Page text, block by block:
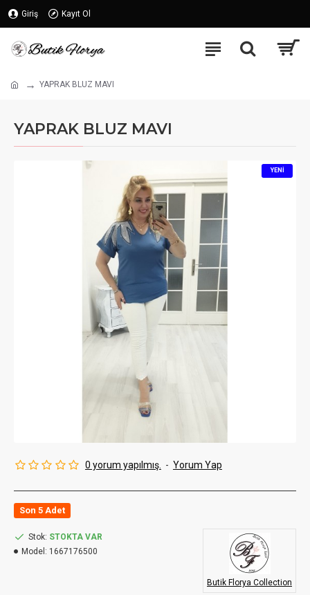
Giriş Kayıt Ol
YAPRAK BLUZ MAVI
YAPRAK BLUZ MAVI
YENI
0 yorum yapılmış. - Yorum Yap
Son 5 Adet
Stok: STOKTA VAR
Model: 1667176500
Butik Florya Collection